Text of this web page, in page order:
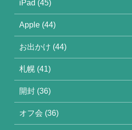
iPad (45)
Apple (44)
お出かけ (44)
札幌 (41)
開封 (36)
オフ会 (36)